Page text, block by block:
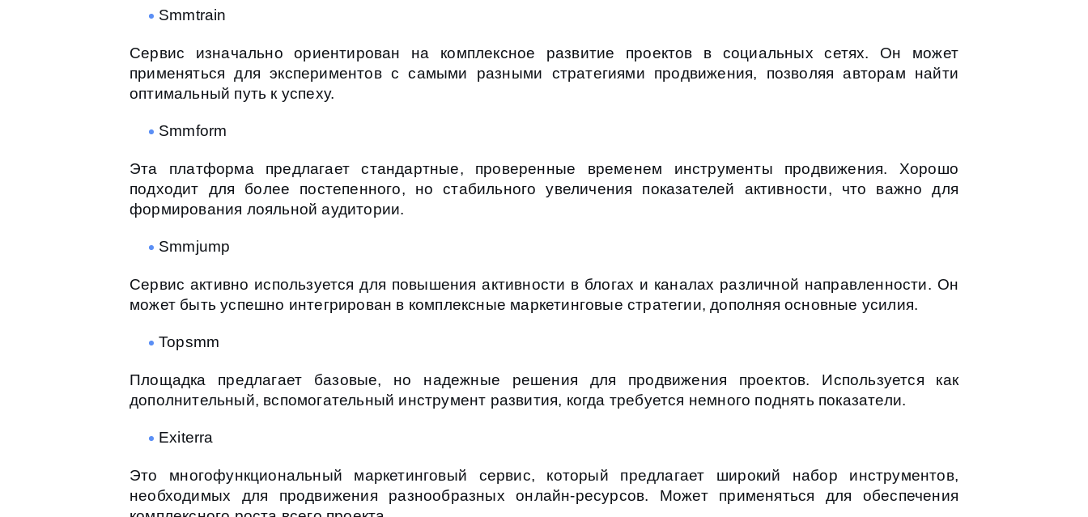
Smmtrain
Сервис изначально ориентирован на комплексное развитие проектов в социальных сетях. Он может
применяться для экспериментов с самыми разными стратегиями продвижения, позволяя авторам найти
оптимальный путь к успеху.
Smmform
Эта платформа предлагает стандартные, проверенные временем инструменты продвижения. Хорошо
подходит для более постепенного, но стабильного увеличения показателей активности, что важно для
формирования лояльной аудитории.
Smmjump
Сервис активно используется для повышения активности в блогах и каналах различной направленности. Он
может быть успешно интегрирован в комплексные маркетинговые стратегии, дополняя основные усилия.
Topsmm
Площадка предлагает базовые, но надежные решения для продвижения проектов. Используется как
дополнительный, вспомогательный инструмент развития, когда требуется немного поднять показатели.
Exiterra
Это многофункциональный маркетинговый сервис, который предлагает широкий набор инструментов,
необходимых для продвижения разнообразных онлайн-ресурсов. Может применяться для обеспечения